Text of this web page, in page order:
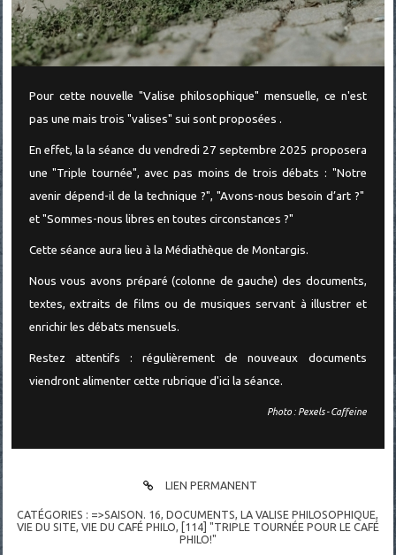
Pour cette nouvelle "Valise philosophique" mensuelle, ce n'est
pas une mais trois "valises" sui sont proposées .
En effet, la la séance du vendredi 27 septembre 2025 proposera
une "Triple tournée", avec pas moins de trois débats : "Notre
avenir dépend-il de la technique ?", "Avons-nous besoin d’art ?"
et "Sommes-nous libres en toutes circonstances ?"
Cette séance aura lieu à la Médiathèque de Montargis.
Nous vous avons préparé (colonne de gauche) des documents,
textes, extraits de films ou de musiques servant à illustrer et
enrichir les débats mensuels.
Restez attentifs : régulièrement de nouveaux documents
viendront alimenter cette rubrique d'ici la séance.
Photo : Pexels - Caffeine
LIEN PERMANENT
CATÉGORIES : =>SAISON. 16 ,DOCUMENTS ,LA VALISE PHILOSOPHIQUE
VIE DU SITE, VIE DU CAFÉ PHILO
[114] "TRIPLE TOURNÉE POUR LE CAFÉ
PHILO!"